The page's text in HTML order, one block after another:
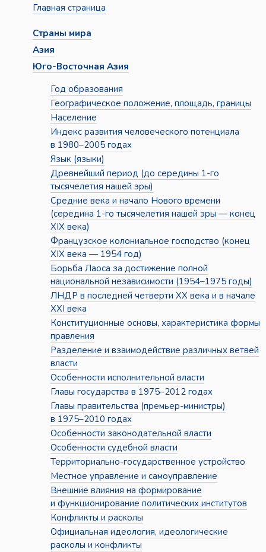
Главная страница
Страны мира
Азия
Юго-Восточная Азия
Год образования
Географическое положение, площадь, границы
Население
Индекс развития человеческого потенциала
в 1980–2005 годах
Язык (языки)
Древнейший период (до середины 1-го
тысячелетия нашей эры)
Средние века и начало Нового времени
(середина 1-го тысячелетия нашей эры — конец
XIX века)
Французское колониальное господство (конец
XIX века — 1954 год)
Борьба Лаоса за достижение полной
национальной независимости (1954–1975 годы)
ЛНДР в последней четверти XX века и в начале
XXI века
Конституционные основы, характеристика формы
правления
Разделение и взаимодействие различных ветвей
власти
Особенности исполнительной власти
Главы государства в 1975–2012 годах
Главы правительства (премьер-министры)
в 1975–2010 годах
Особенности законодательной власти
Особенности судебной власти
Территориально-государственное устройство
Местное управление и самоуправление
Внешние влияния на формирование
и функционирование политических институтов
Конфликты и расколы
Официальная идеология, идеологические
расколы и конфликты